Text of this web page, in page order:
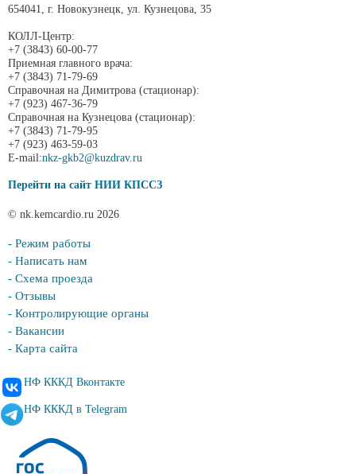
654041, г. Новокузнецк, ул. Кузнецова, 35
КОЛЛ-Центр:
+7 (3843) 60-00-77
Приемная главного врача:
+7 (3843) 71-79-69
Справочная на Димитрова (стационар):
+7 (923) 467-36-79
Справочная на Кузнецова (стационар):
+7 (3843) 71-79-95
+7 (923) 463-59-03
E-mail:nkz-gkb2@kuzdrav.ru
Перейти на сайт НИИ КПССЗ
© nk.kemcardio.ru 2026
- Режим работы
- Написать нам
- Схема проезда
- Отзывы
- Контролирующие органы
- Вакансии
- Карта сайта
НФ КККД Вконтакте
НФ КККД в Telegram